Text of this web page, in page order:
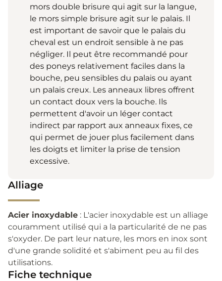
mors double brisure qui agit sur la langue,
le mors simple brisure agit sur le palais. Il
est important de savoir que le palais du
cheval est un endroit sensible à ne pas
négliger. Il peut être recommandé pour
des poneys relativement faciles dans la
bouche, peu sensibles du palais ou ayant
un palais creux. Les anneaux libres offrent
un contact doux vers la bouche. Ils
permettent d'avoir un léger contact
indirect par rapport aux anneaux fixes, ce
qui permet de jouer plus facilement dans
les doigts et limiter la prise de tension
excessive.
Alliage
Acier inoxydable : L'acier inoxydable est un alliage
couramment utilisé qui a la particularité de ne pas
s'oxyder. De part leur nature, les mors en inox sont
d'une grande solidité et s'abiment peu au fil des
utilisations.
Fiche technique